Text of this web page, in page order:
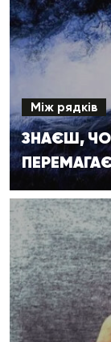
Між рядків
ЗНАЄШ,